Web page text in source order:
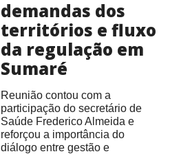
demandas dos
territórios e fluxo
da regulação em
Sumaré
Reunião contou com a
participação do secretário de
Saúde Frederico Almeida e
reforçou a importância do
diálogo entre gestão e